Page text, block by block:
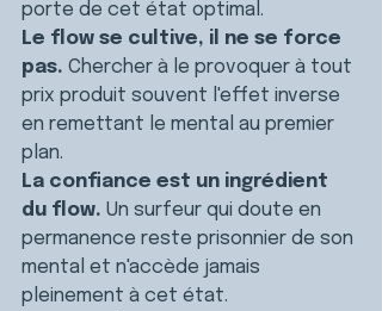
porte de cet état optimal.
Le flow se cultive, il ne se force
pas. Chercher à le provoquer à tout
prix produit souvent l'effet inverse
en remettant le mental au premier
plan.
La confiance est un ingrédient
du flow. Un surfeur qui doute en
permanence reste prisonnier de son
mental et n'accède jamais
pleinement à cet état.